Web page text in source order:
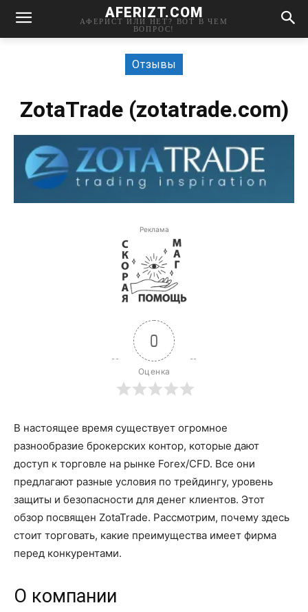
AFERIZT.COM
АФЕРИСТ ИЛИ НЕТ? ВОТ В ЧЕМ
ВОПРОС!
Отзывы
ZotaTrade (zotatrade.com)
Реклама
0
Оценка
В настоящее время существует огромное
разнообразие брокерских контор, которые дают
доступ к торговле на рынке Forex/CFD. Все они
предлагают разные условия по трейдингу, уровень
защиты и безопасности для денег клиентов. Этот
обзор посвящен ZotaTrade. Рассмотрим, почему здесь
стоит торговать, какие преимущества имеет фирма
перед конкурентами.
О компании